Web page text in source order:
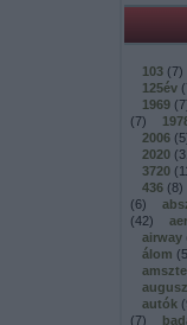
103 (7)
125év (
1969 (7
(7)
2006 (5
2020 (
3720 (
436 (8)
(6)
(42)
airway
álom (5
autók (
(7)